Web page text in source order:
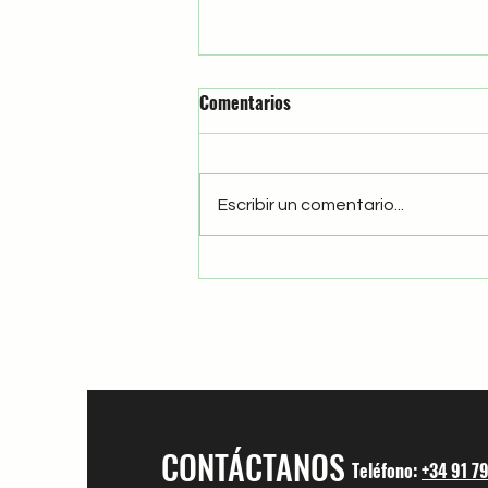
El Chele
Comentarios
Escribir un comentario...
CONTÁCTANOS Teléfono:+34 91